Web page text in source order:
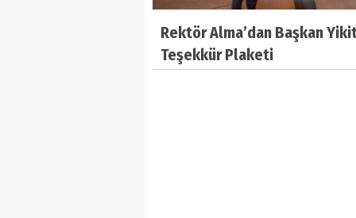
Rektör Alma’dan Başkan
Teşekkür Plaketi